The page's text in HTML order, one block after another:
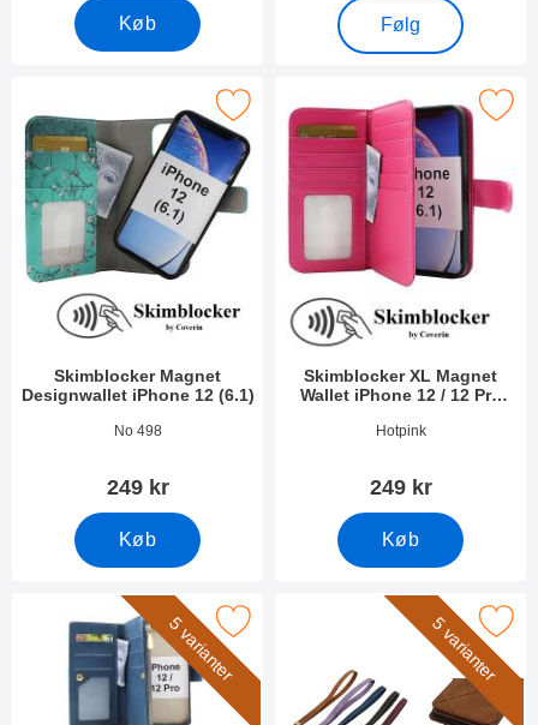
Køb Følg
, Skimblocker iPhone
Skimblocker Magnet
Designwallet iPhone 12 (6.1)
Varenr 38749No 498
249 kr
Køb
Magnet Designwallet iPhone 12 (6.1) som favorit
Skimblocker XL Magnet
Wallet iPhone 12 / 12 Pro
Varenr 38754Hotpink
249 kr
Køb
Marker skimblocker XL Magnet Wallet
5 varianter
xL Standcase Luxwallet iPhone 12 / 12 Pro (6.1) som favorit
5 varianter
Marker wrist Strap til XL